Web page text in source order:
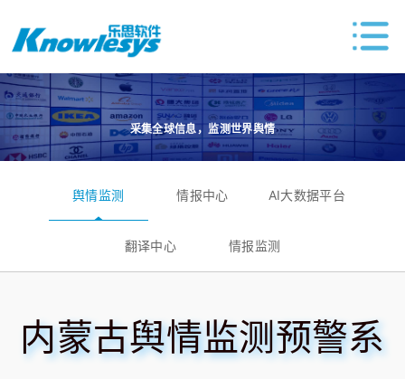
采集全球信息，监测世界舆情
舆情监测 情报中心 AI大数据平台
翻译中心 情报监测
内蒙古舆情监测预警系